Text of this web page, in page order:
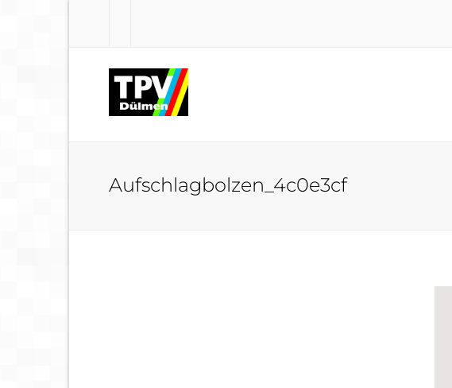
Aufschlagbolzen_4c0e3cf